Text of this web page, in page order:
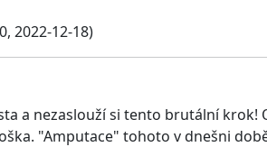
2022-12-18)
a nezaslouží si tento brutální krok!
"Amputace" tohoto v dnešni